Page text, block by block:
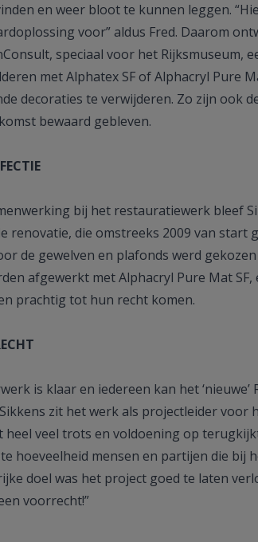
en weer bloot te kunnen leggen.
voor” aldus Fred. Daarom
speciaal voor het Rijksmuseum,
met Alphatex SF of Alphacryl Pure
decoraties te verwijderen. Zo zijn ook
bewaard gebleven.
bij het restauratiewerk bleef
renovatie, die omstreeks 2009 van start
de gewelven en plafonds werd
afgewerkt met Alphacryl Pure Mat
prachtig tot hun recht komen.
is klaar en iedereen kan het
zit het werk als projectleider voor
heel veel trots en voldoening op
hoeveelheid mensen en partijen die bij
doel was het project goed te laten
voorrecht!”